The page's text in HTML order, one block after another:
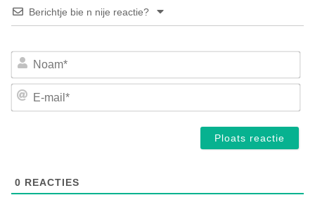
Berichtje bie n nije reactie?
E-
0 REACTIES